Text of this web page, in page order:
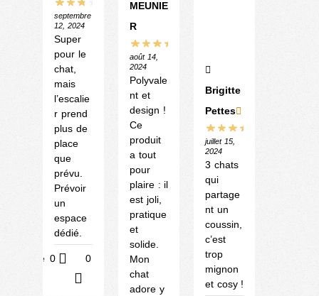
septembre
12, 2024
Super
pour le
chat,
mais
l’escalie
r prend
plus de
place
que
prévu.
Prévoir
un
espace
dédié.
Utile 0 0
MEUNIE
R
août 14,
2024
Polyvale
nt et
design !
Ce
produit
a tout
pour
plaire : il
est joli,
pratique
et
solide.
Mon
chat
adore y
Brigitte
Pettes
juillet 15,
2024
3 chats
qui
partage
nt un
coussin,
c’est
trop
mignon
et cosy !